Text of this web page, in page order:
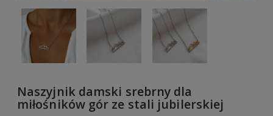
Naszyjnik damski srebrny dla
miłośników gór ze stali jubilerskiej